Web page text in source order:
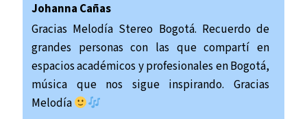
Johanna Cañas
Gracias Melodía Stereo Bogotá. Recuerdo de
grandes personas con las que compartí en
espacios académicos y profesionales en Bogotá,
música que nos sigue inspirando. Gracias
Melodía